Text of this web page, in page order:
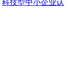
科技型中小企业认